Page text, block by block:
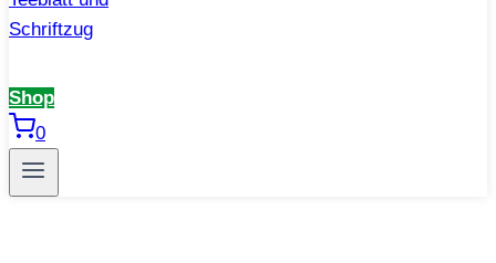
Shop
0